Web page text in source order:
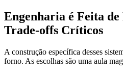
Engenharia é Feita de
Trade-offs Críticos
A construção específica desses
forno. As escolhas são uma aula